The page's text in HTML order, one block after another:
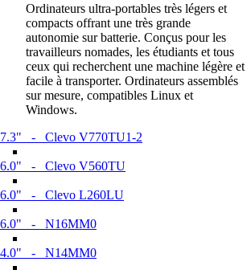
Ordinateurs ultra-portables très légers et
compacts offrant une très grande
autonomie sur batterie. Conçus pour les
travailleurs nomades, les étudiants et tous
ceux qui recherchent une machine légère et
facile à transporter. Ordinateurs assemblés
sur mesure, compatibles Linux et
Windows.
- Clevo V770TU1-2
- Clevo V560TU
- Clevo L260LU
- N16MM0
- N14MM0